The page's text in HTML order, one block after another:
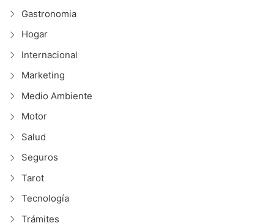
Gastronomia
Hogar
Internacional
Marketing
Medio Ambiente
Motor
Salud
Seguros
Tarot
Tecnología
Trámites